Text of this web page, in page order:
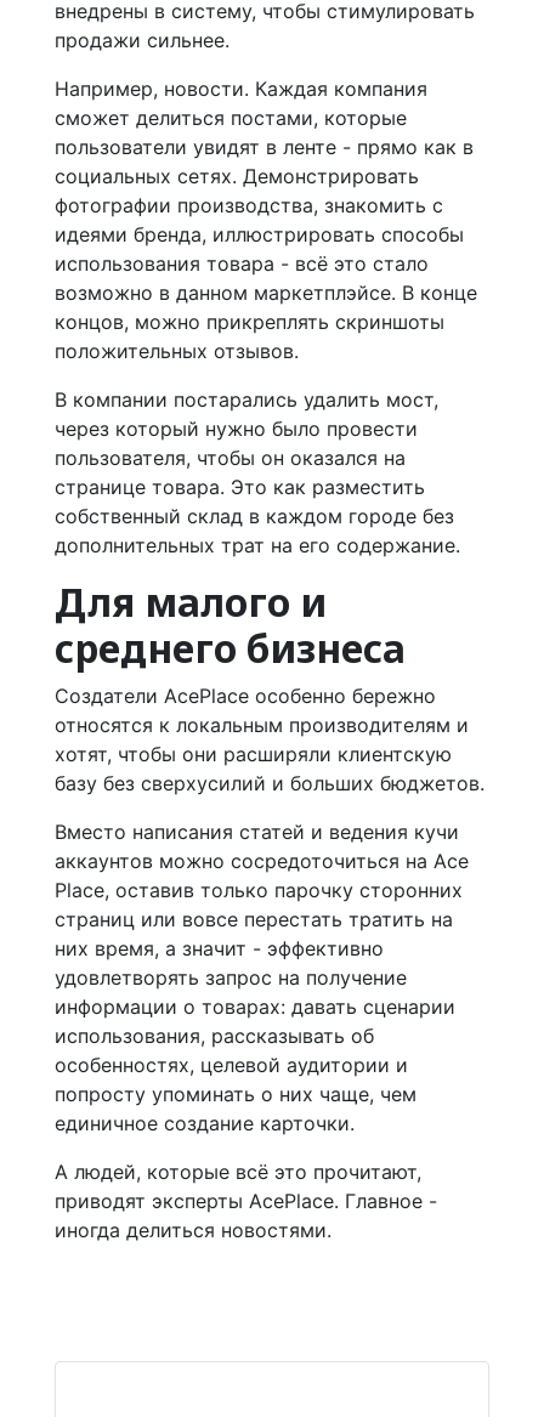
внедрены в систему, чтобы стимулировать
продажи сильнее.
Например, новости. Каждая компания
сможет делиться постами, которые
пользователи увидят в ленте - прямо как в
социальных сетях. Демонстрировать
фотографии производства, знакомить с
идеями бренда, иллюстрировать способы
использования товара - всё это стало
возможно в данном маркетплэйсе. В конце
концов, можно прикреплять скриншоты
положительных отзывов.
В компании постарались удалить мост,
через который нужно было провести
пользователя, чтобы он оказался на
странице товара. Это как разместить
собственный склад в каждом городе без
дополнительных трат на его содержание.
Для малого и
среднего бизнеса
Создатели AcePlace особенно бережно
относятся к локальным производителям и
хотят, чтобы они расширяли клиентскую
базу без сверхусилий и больших бюджетов.
Вместо написания статей и ведения кучи
аккаунтов можно сосредоточиться на Ace
Place, оставив только парочку сторонних
страниц или вовсе перестать тратить на
них время, а значит - эффективно
удовлетворять запрос на получение
информации о товарах: давать сценарии
использования, рассказывать об
особенностях, целевой аудитории и
попросту упоминать о них чаще, чем
единичное создание карточки.
А людей, которые всё это прочитают,
приводят эксперты AcePlace. Главное -
иногда делиться новостями.